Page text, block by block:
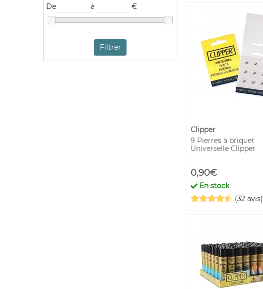
De
à €
Filtrer
Clipper
9 Pierres à briquet
Universelle Clipper
0,90€
En stock
(32 avis)